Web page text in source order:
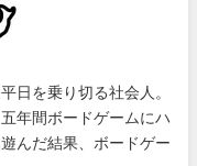
日を乗り切る社会人。
五年間ボードゲームにハ
んだ結果、ボードゲー